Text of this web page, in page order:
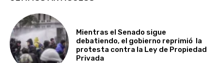
Mientras el Senado sigue
debatiendo, el gobierno reprimió la
protesta contra la Ley de Propiedad
Privada